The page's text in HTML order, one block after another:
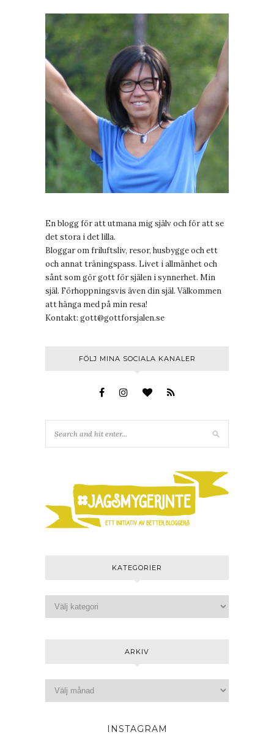
En blogg för att utmana mig själv och för att se
det stora i det lilla.
Bloggar om friluftsliv, resor, husbygge och ett
och annat träningspass. Livet i allmänhet och
sånt som gör gott för själen i synnerhet. Min
själ. Förhoppningsvis även din själ. Välkommen
att hänga med på min resa!
Kontakt: gott@gottforsjalen.se
FÖLJ MINA SOCIALA KANALER
KATEGORIER
ARKIV
INSTAGRAM